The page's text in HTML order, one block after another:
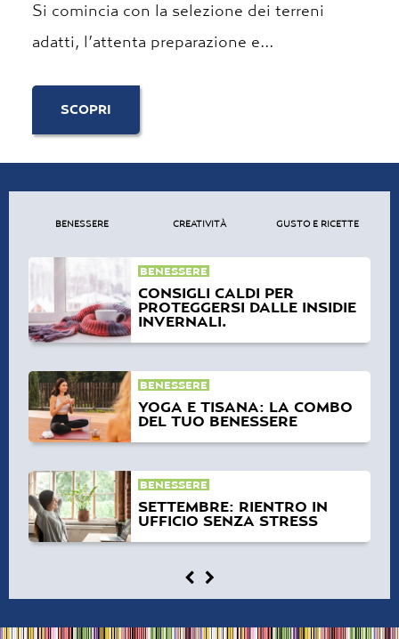
Si comincia con la selezione dei terreni
adatti, l’attenta preparazione e…
SCOPRI
BENESSERE CREATIVITÀ GUSTO E RICETTE
BENESSERE
CONSIGLI CALDI PER
PROTEGGERSI DALLE INSIDIE
INVERNALI.
BENESSERE
YOGA E TISANA: LA COMBO
DEL TUO BENESSERE
BENESSERE
SETTEMBRE: RIENTRO IN
UFFICIO SENZA STRESS